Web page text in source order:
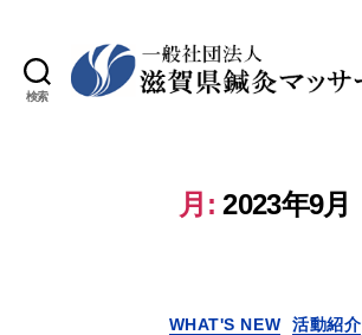
検索
月: 2023年9月
WHAT'S NEW 活動紹介